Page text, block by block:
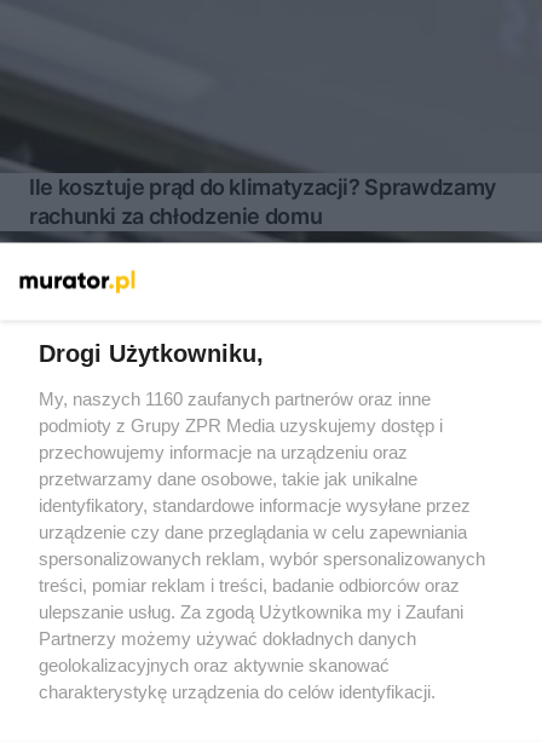
Ile kosztuje prąd do klimatyzacji? Sprawdzamy
rachunki za chłodzenie domu
Żaden utwór zamieszczony w serwisie nie może być powielany i
rozpowszechniany lub dalej rozpowszechniany w jakikolwiek
sposób (w tym także elektroniczny lub mechaniczny) na
jakimkolwiek polu eksploatacji w jakiejkolwiek formie, włącznie z
umieszczaniem w Internecie bez pisemnej zgody właściciela praw.
Jakiekolwiek użycie lub wykorzystanie utworów w całości lub w
części z naruszeniem prawa, tzn. bez właściwej zgody, jest
zabronione pod groźbą kary i może być ścigane prawnie.
Drogi Użytkowniku,
My, naszych 1160 zaufanych partnerów oraz inne
podmioty z Grupy ZPR Media uzyskujemy dostęp i
przechowujemy informacje na urządzeniu oraz
przetwarzamy dane osobowe, takie jak unikalne
identyfikatory, standardowe informacje wysyłane przez
urządzenie czy dane przeglądania w celu zapewniania
spersonalizowanych reklam, wybór spersonalizowanych
treści, pomiar reklam i treści, badanie odbiorców oraz
ulepszanie usług. Za zgodą Użytkownika my i Zaufani
Partnerzy możemy używać dokładnych danych
geolokalizacyjnych oraz aktywnie skanować
charakterystykę urządzenia do celów identyfikacji.